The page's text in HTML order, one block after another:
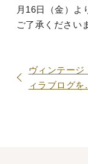
月16日（金）よ
ご了承ください
ヴィンテージ
ィラブログを